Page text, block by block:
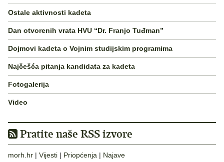
Ostale aktivnosti kadeta
Dan otvorenih vrata HVU “Dr. Franjo Tuđman”
Dojmovi kadeta o Vojnim studijskim programima
Najčešća pitanja kandidata za kadeta
Fotogalerija
Video
Pratite naše RSS izvore
morh.hr | Vijesti | Priopćenja | Najave